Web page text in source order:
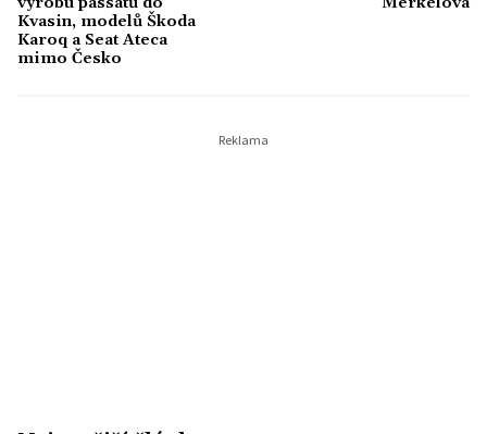
Kvasin, modelů Škoda
Karoq a Seat Ateca
mimo Česko